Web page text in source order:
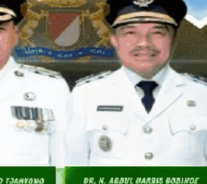
pemekaran wilayah ke daerah
mengikuti
TNI (Purn) Hargianto Pecah
Dihadiri Ibu Negara